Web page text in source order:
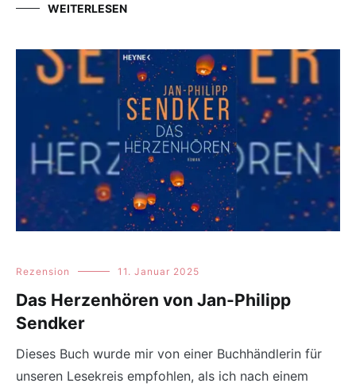
WEITERLESEN
Rezension 11. Januar 2025
Das Herzenhören von Jan-Philipp
Sendker
Dieses Buch wurde mir von einer Buchhändlerin für
unseren Lesekreis empfohlen, als ich nach einem